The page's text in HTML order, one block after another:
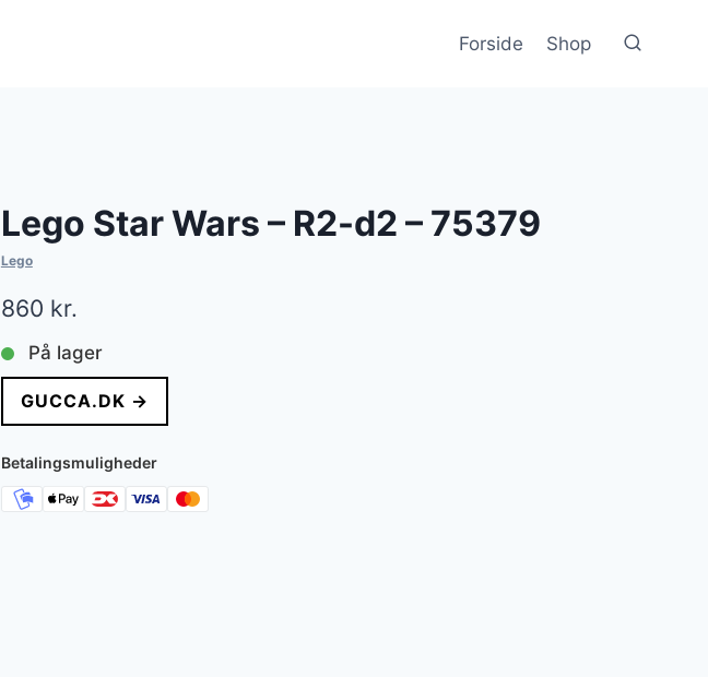
Forside Shop
Lego Star Wars – R2-d2 – 75379
Lego
860 kr.
På lager
GUCCA.DK →
Betalingsmuligheder